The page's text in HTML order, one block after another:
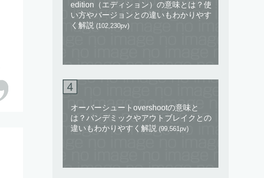
edition（エディション）の意味とは？使
い方やバージョンとの違いもわかりやす
く解説 (102,230pv)
オーバーシュートovershootの意味と
は？パンデミックやアウトブレイクとの
違いもわかりやすく解説 (99,561pv)